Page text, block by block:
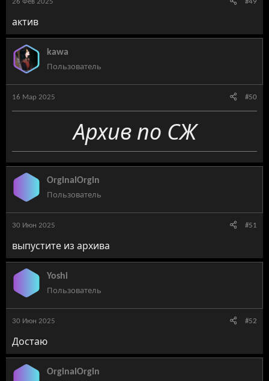
актив
kawa
Пользователь
16 Мар 2025 #50
Архив по СЖ
OrginalOrgin
Пользователь
30 Июн 2025 #51
выпустите из архива
Yoshi
Пользователь
30 Июн 2025 #52
Достаю
OrginalOrgin